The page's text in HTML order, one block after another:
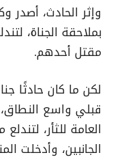
وإثر الحادث، أصدر
بملاحقة الجناة،
مقتل أحدهم.
لكن ما كان حادثًا
قبلي واسع النطاق،
العامة للثأر،
الجانبين، وأدخلت